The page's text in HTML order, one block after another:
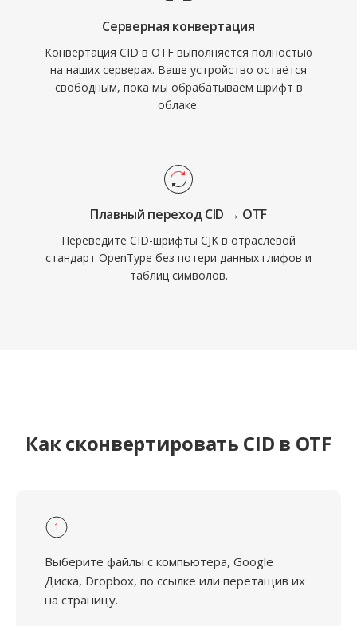
Серверная конвертация
Конвертация CID в OTF выполняется полностью
на наших серверах. Ваше устройство остаётся
свободным, пока мы обрабатываем шрифт в
облаке.
Плавный переход CID → OTF
Переведите CID-шрифты CJK в отраслевой
стандарт OpenType без потери данных глифов и
таблиц символов.
Как сконвертировать CID в OTF
1
Выберите файлы с компьютера, Google
Диска, Dropbox, по ссылке или перетащив их
на страницу.